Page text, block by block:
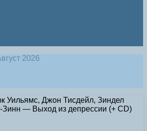
2026
Уильямс, Джон Тисдейл, Зиндел
Зинн — Выход из депрессии (+ CD)